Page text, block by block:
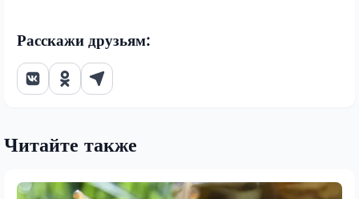
Расскажи друзьям:
Читайте также